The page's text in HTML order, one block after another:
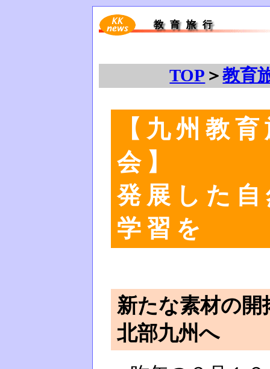
TOP ＞教育
【九州教
会】
発展した
学習を
新たな素材の
北部九州へ